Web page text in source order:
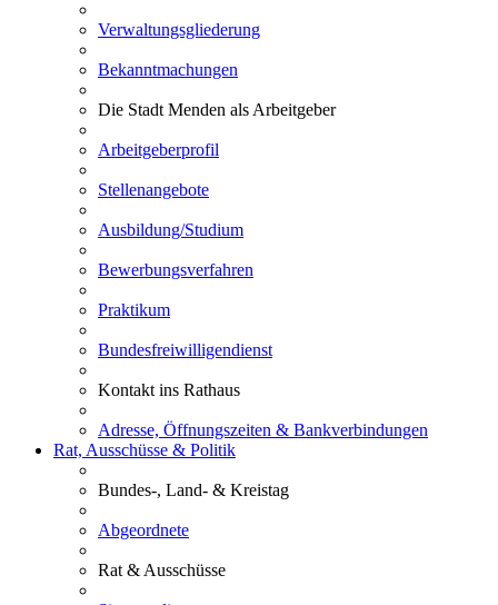
Verwaltungsgliederung
Bekanntmachungen
Die Stadt Menden als Arbeitgeber
Arbeitgeberprofil
Stellenangebote
Ausbildung/Studium
Bewerbungsverfahren
Praktikum
Bundesfreiwilligendienst
Kontakt ins Rathaus
Adresse, Öffnungszeiten & Bankverbindungen
Rat, Ausschüsse & Politik
Bundes-, Land- & Kreistag
Abgeordnete
Rat & Ausschüsse